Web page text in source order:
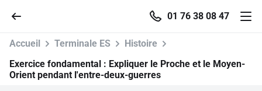
01 76 38 08 47
Accueil Terminale ES
Histoire
Exercice fondamental : Expliquer le Proche et le Moyen-
Orient pendant l'entre-deux-guerres